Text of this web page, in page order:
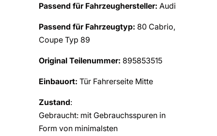
Passend für Fahrzeughersteller: Audi
Passend für Fahrzeugtyp: 80 Cabrio,
Coupe Typ 89
Original Teilenummer: 895853515
Einbauort: Tür Fahrerseite Mitte
Zustand:
Gebraucht: mit Gebrauchsspuren in
Form von minimalsten